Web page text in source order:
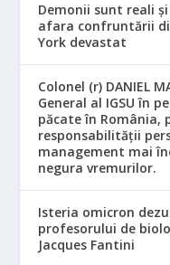
Demonii sunt reali
afara confruntării
York devastat
Colonel (r) DANIEL
General al IGSU în
păcate în România,
responsabilităţii
management mai
negura vremurilor.
Isteria omicron
profesorului de
Jacques Fantini